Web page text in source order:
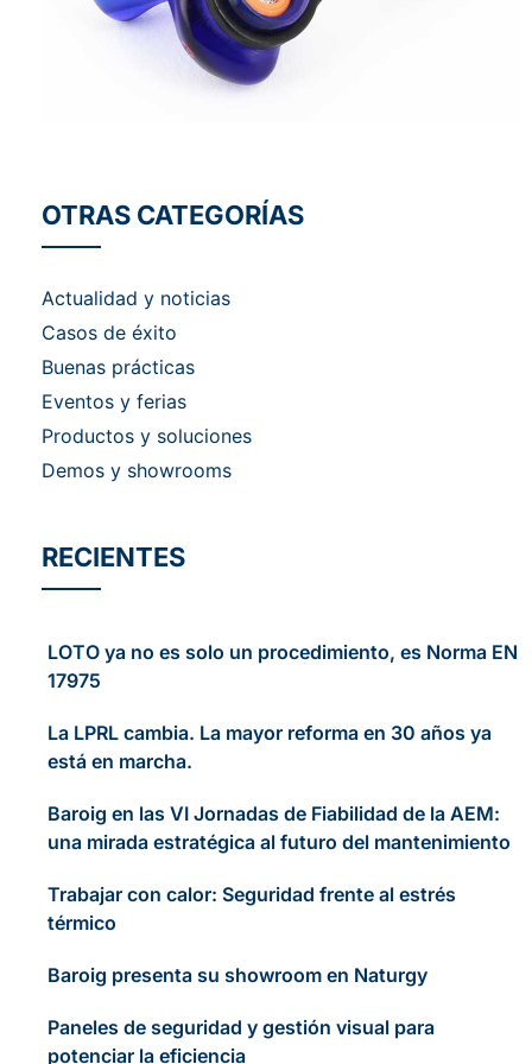
OTRAS CATEGORÍAS
Actualidad y noticias
Casos de éxito
Buenas prácticas
Eventos y ferias
Productos y soluciones
Demos y showrooms
RECIENTES
LOTO ya no es solo un procedimiento, es Norma EN
17975
La LPRL cambia. La mayor reforma en 30 años ya
está en marcha.
Baroig en las VI Jornadas de Fiabilidad de la AEM:
una mirada estratégica al futuro del mantenimiento
Trabajar con calor: Seguridad frente al estrés
térmico
Baroig presenta su showroom en Naturgy
Paneles de seguridad y gestión visual para
potenciar la eficiencia